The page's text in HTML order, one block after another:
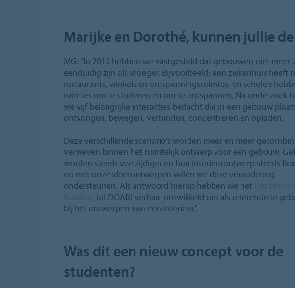
Marijke en Dorothé, kunnen jullie
MG: "In 2015 hebben we vastgesteld dat gebouwen niet meer
eenduidig zijn als vroeger. Bijvoorbeeld: een ziekenhuis heeft
restaurants, winkels en ontspanningsruimtes, en scholen
ruimtes om te studeren en om te ontspannen. Na onderzoek
we vijf belangrijke interacties bedacht die in een gebouw
ontvangen, bewegen, verbinden, concentreren en opladen.
Deze verschillende scenario's worden meer en meer
verweven binnen het ruimtelijk ontwerp voor een gebouw.
worden steeds veelzijdiger en hun interieurontwerp steeds
en met onze vloerontwerpen willen we deze verandering
ondersteunen. Als antwoord hierop hebben we het
(of DOAB) verhaal ontwikkeld om als referentie te
bij het ontwerpen van een interieur."
Was dit een nieuw concept voor de
studenten?